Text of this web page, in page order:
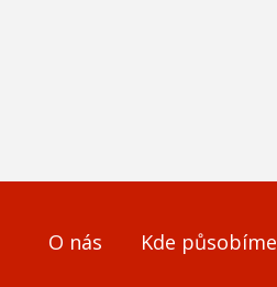
O nás Kde působíme